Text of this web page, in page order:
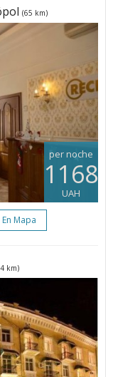
(65 km)
per noche
1168
UAH
Mapa
km)